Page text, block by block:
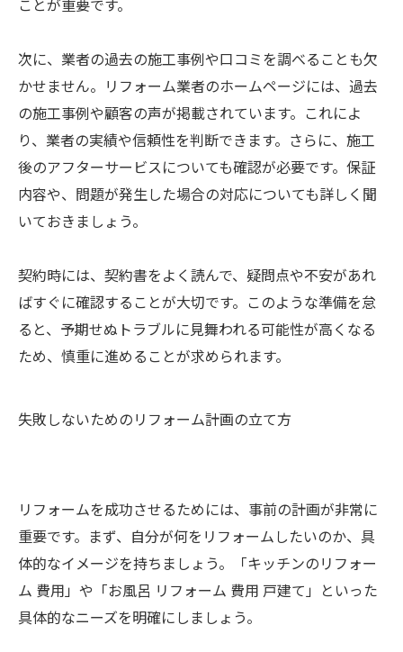
ことが重要です。
次に、業者の過去の施工事例や口コミを調べることも欠
かせません。リフォーム業者のホームページには、過去
の施工事例や顧客の声が掲載されています。これによ
り、業者の実績や信頼性を判断できます。さらに、施工
後のアフターサービスについても確認が必要です。保証
内容や、問題が発生した場合の対応についても詳しく聞
いておきましょう。
契約時には、契約書をよく読んで、疑問点や不安があれ
ばすぐに確認することが大切です。このような準備を怠
ると、予期せぬトラブルに見舞われる可能性が高くなる
ため、慎重に進めることが求められます。
失敗しないためのリフォーム計画の立て方
リフォームを成功させるためには、事前の計画が非常に
重要です。まず、自分が何をリフォームしたいのか、具
体的なイメージを持ちましょう。「キッチンのリフォー
ム 費用」や「お風呂 リフォーム 費用 戸建て」といった
具体的なニーズを明確にしましょう。